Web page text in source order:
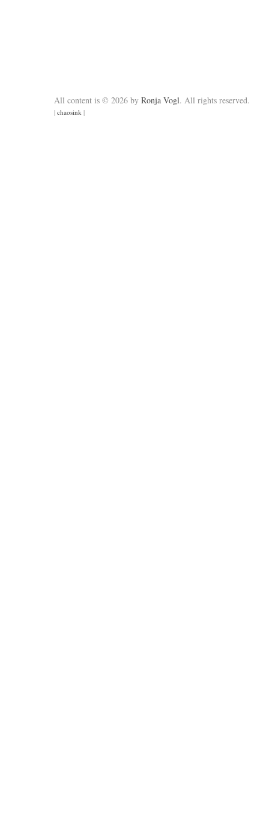
All content is © 2026 by Ronja Vogl. All rights reserved.
| chaosink |